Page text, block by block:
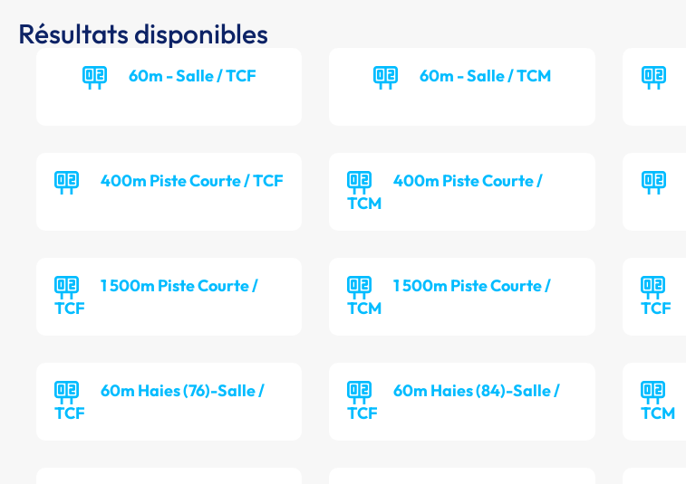
Résultats disponibles
60m - Salle / TCF 60m - Salle / TCM
400m Piste Courte / TCF
400m Piste Courte /
TCM
1 500m Piste Courte /
TCF
1 500m Piste Courte /
TCM
TCF
60m Haies (76)-Salle /
TCF
60m Haies (84)-Salle /
TCF
TCM